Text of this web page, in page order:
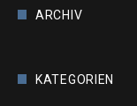
ARCHIV
KATEGORIEN